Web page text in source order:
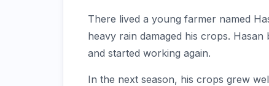
There lived a young farmer named
heavy rain damaged his crops.
and started working again.
In the next season, his crops grew